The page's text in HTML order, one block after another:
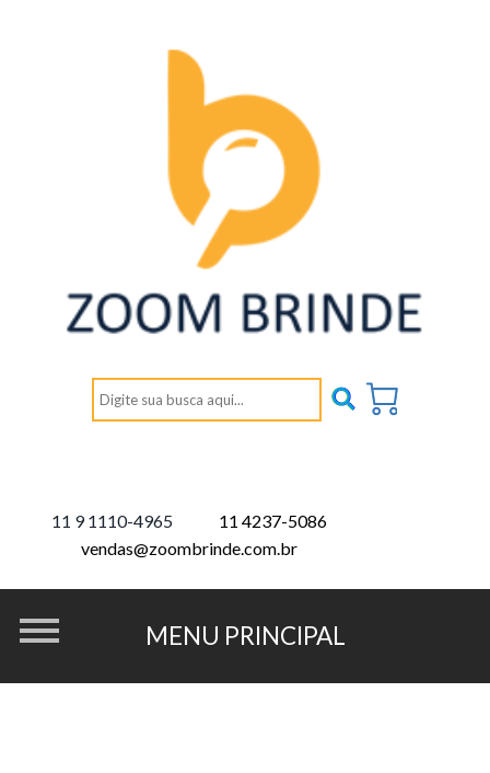
11 9 1110-4965
11 4237-5086
vendas@zoombrinde.com.br